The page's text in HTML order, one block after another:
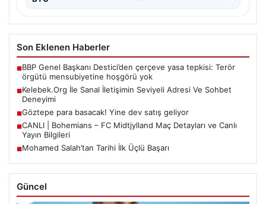
Son Eklenen Haberler
■BBP Genel Başkanı Destici’den çerçeve yasa tepkisi: Terör
örgütü mensubiyetine hoşgörü yok
■Kelebek.Org İle Sanal İletişimin Seviyeli Adresi Ve Sohbet
Deneyimi
■Göztepe para basacak! Yine dev satış geliyor
■CANLI | Bohemians – FC Midtjylland Maç Detayları ve Canlı
Yayın Bilgileri
■Mohamed Salah’tan Tarihi İlk Üçlü Başarı
Güncel